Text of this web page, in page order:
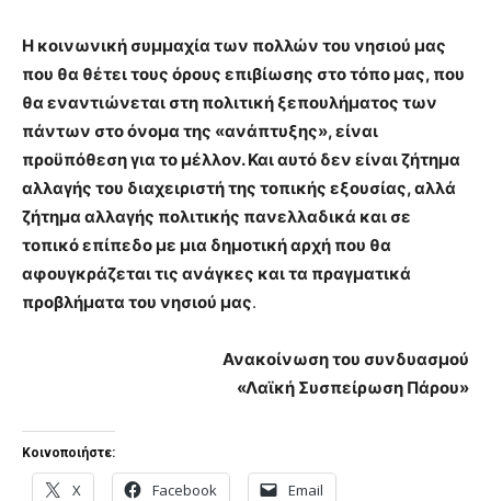
Η κοινωνική συμμαχία των πολλών του νησιού μας
που θα θέτει τους όρους επιβίωσης στο τόπο μας, που
θα εναντιώνεται στη πολιτική ξεπουλήματος των
πάντων στο όνομα της «ανάπτυξης», είναι
προϋπόθεση για το μέλλον. Και αυτό δεν είναι ζήτημα
αλλαγής του διαχειριστή της τοπικής εξουσίας, αλλά
ζήτημα αλλαγής πολιτικής πανελλαδικά και σε
τοπικό επίπεδο με μια δημοτική αρχή που θα
αφουγκράζεται τις ανάγκες και τα πραγματικά
προβλήματα του νησιού μας.
Ανακοίνωση του συνδυασμού
«Λαϊκή Συσπείρωση Πάρου»
Κοινοποιήστε:
X Facebook Email